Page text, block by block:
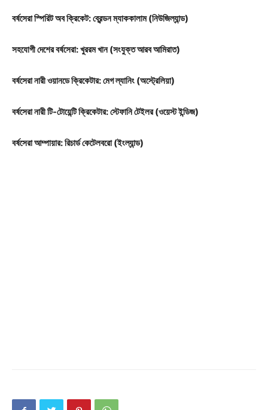
Company
About
Subscription Plans
বর্ষসেরা স্পিরিট অব ক্রিকেট: ব্রেন্ডন ম্যাককালাম (নিউজিল্যান্ড)
সহযোগী দেশের বর্ষসেরা: খুররম খান (সংযুক্ত আরব আমিরাত)
বর্ষসেরা নারী ওয়ানডে ক্রিকেটার: মেগ ল্যানিং (অস্ট্রেলিয়া)
বর্ষসেরা নারী টি-টোয়েন্টি ক্রিকেটার: স্টেফানি টেইলর (ওয়েস্ট ইন্ডিজ)
বর্ষসেরা আম্পায়ার: রিচার্ড কেটেলবরো (ইংল্যান্ড)